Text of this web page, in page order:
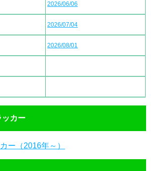
2026/06/06
2026/07/04
2026/08/01
ッカー
ー（2016年～）